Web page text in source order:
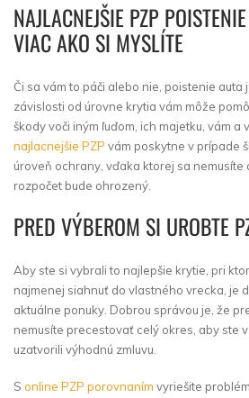
NAJLACNEJŠIE PZP
VIAC AKO SI MYSLÍTE
Či sa vám to páči alebo nie, poistenie auta
závislosti od úrovne krytia vám môže
škody voči iným ľuďom, ich majetku, vám a
najlacnejšie PZP vám poskytne v prípade
úroveň ochrany, vďaka ktorej sa
rozpočet bude ohrozený.
PRED VÝBEROM SI UROBTE
Aby ste si vybrali to najlepšie krytie, pri
najmenej siahnuť do vlastného vrecka, je
aktuálne ponuky. Dobrou správou je, že
nemusíte precestovať celý okres, aby ste
uzatvorili výhodnú zmluvu.
S online PZP porovnaním vyriešite